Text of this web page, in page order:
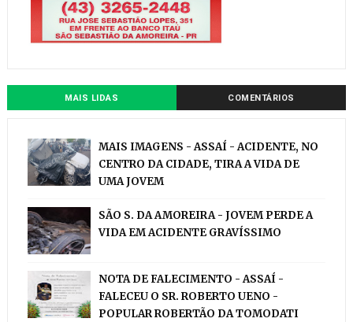
MAIS LIDAS COMENTÁRIOS
MAIS IMAGENS - ASSAÍ - ACIDENTE, NO
CENTRO DA CIDADE, TIRA A VIDA DE
UMA JOVEM
SÃO S. DA AMOREIRA - JOVEM PERDE A
VIDA EM ACIDENTE GRAVÍSSIMO
NOTA DE FALECIMENTO - ASSAÍ -
FALECEU O SR. ROBERTO UENO -
POPULAR ROBERTÃO DA TOMODATI